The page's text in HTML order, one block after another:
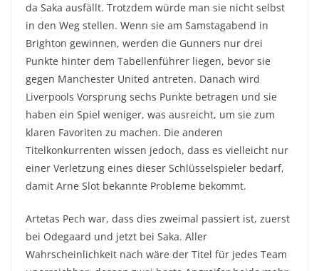
da Saka ausfällt. Trotzdem würde man sie nicht selbst
in den Weg stellen. Wenn sie am Samstagabend in
Brighton gewinnen, werden die Gunners nur drei
Punkte hinter dem Tabellenführer liegen, bevor sie
gegen Manchester United antreten. Danach wird
Liverpools Vorsprung sechs Punkte betragen und sie
haben ein Spiel weniger, was ausreicht, um sie zum
klaren Favoriten zu machen. Die anderen
Titelkonkurrenten wissen jedoch, dass es vielleicht nur
einer Verletzung eines dieser Schlüsselspieler bedarf,
damit Arne Slot bekannte Probleme bekommt.
Artetas Pech war, dass dies zweimal passiert ist, zuerst
bei Odegaard und jetzt bei Saka. Aller
Wahrscheinlichkeit nach wäre der Titel für jedes Team